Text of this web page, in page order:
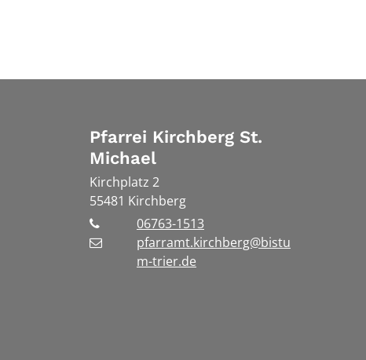
Pfarrei Kirchberg St.
Michael
Kirchplatz 2
55481 Kirchberg
06763-1513
pfarramt.kirchberg@bistu
m-trier.de